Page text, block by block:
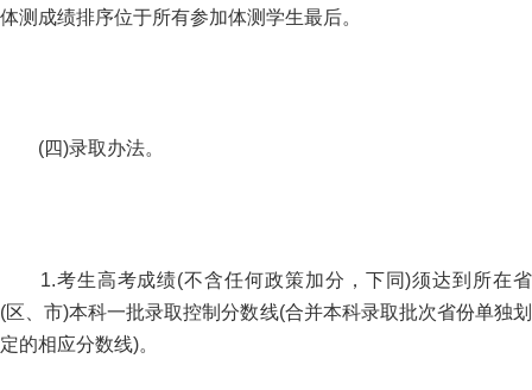
体测成绩排序位于所有参加体测学生最后。
(四)录取办法。
1.考生高考成绩(不含任何政策加分，下同)须达到所在省
(区、市)本科一批录取控制分数线(合并本科录取批次省份单独划
定的相应分数线)。